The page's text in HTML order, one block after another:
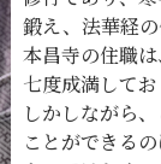
鍛え、 法華経の
本昌寺の住職は
七度成満してお
しかしながら、
ことができるの